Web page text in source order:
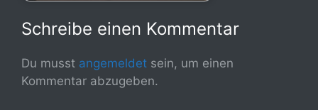
Schreibe einen Kommentar
Du musst angemeldet sein, um einen
Kommentar abzugeben.